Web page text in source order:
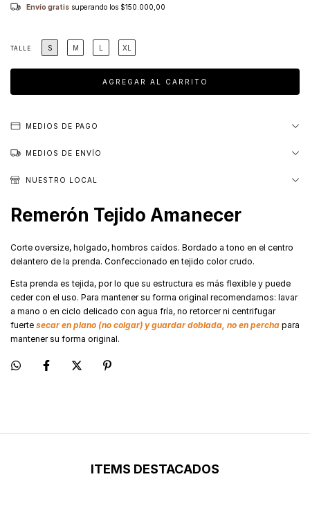
Envío gratis superando los $150.000,00
TALLE S M L XL
MEDIOS DE PAGO
MEDIOS DE ENVÍO
NUESTRO LOCAL
Remerón Tejido Amanecer
Corte oversize, holgado, hombros caídos. Bordado a tono en el centro
delantero de la prenda. Confeccionado en tejido color crudo.
Esta prenda es tejida, por lo que su estructura es más flexible y puede
ceder con el uso. Para mantener su forma original recomendamos: lavar
a mano o en ciclo delicado con agua fría, no retorcer ni centrifugar
fuerte secar en plano (no colgar) y guardar doblada, no en percha para
mantener su forma original.
ITEMS DESTACADOS